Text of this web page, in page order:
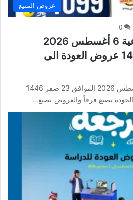
عروض المنيع
0
عروض المنيع الأسبوعية 6 أغسطس 2026
الموافق 23 صفر 1448 عروض العودة الى
عروض المنيع الأسبوعية 6 أغسطس 2026 الموافق 23 صفر 1446
تصنع فرقاً والعروض تصنع…